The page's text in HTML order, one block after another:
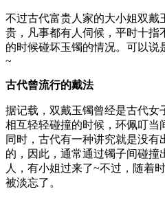
不过古代富贵人家的大小姐双戴
贵，凡事都有人伺候，平时十指
的时候碰坏玉镯的情况。可以
~
古代曾流行的戴法
据记载，双戴玉镯曾经是古代女
相互轻轻碰撞的时候，环佩叮当
同时，古代有一种讲究就是没
的，因此，通常通过镯子间碰撞
人，有小姐过来了~不过，随着
被淡忘了。